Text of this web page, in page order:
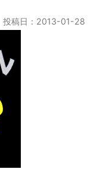
投稿日：2013-01-28